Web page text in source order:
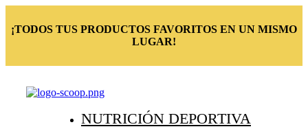
¡TODOS TUS PRODUCTOS FAVORITOS EN UN MISMO
LUGAR!
NUTRICIÓN DEPORTIVA